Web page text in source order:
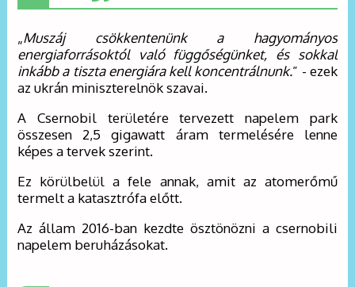
„Muszáj csökkentenünk a hagyományos
energiaforrásoktól való függőségünket, és sokkal
inkább a tiszta energiára kell koncentrálnunk.” - ezek
az ukrán miniszterelnök szavai.
A Csernobil területére tervezett napelem park
összesen 2,5 gigawatt áram termelésére lenne
képes a tervek szerint.
Ez körülbelül a fele annak, amit az atomerőmű
termelt a katasztrófa előtt.
Az állam 2016-ban kezdte ösztönözni a csernobili
napelem beruházásokat.